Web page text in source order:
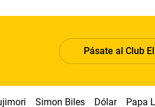
Pásate al Club
Simon Biles Dólar Papa